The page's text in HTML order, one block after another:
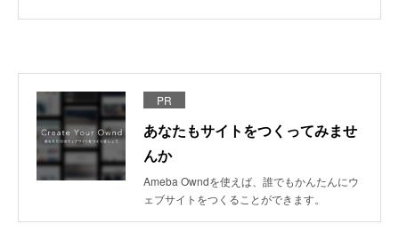
PR
あなたもサイトをつくってみませ
んか
Ameba Owndを使えば、誰でもかんたんにウ
ェブサイトをつくることができます。